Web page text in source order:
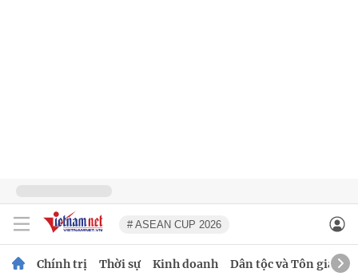
# ASEAN CUP 2026
Chính trị Thời sự Kinh doanh Dân tộc và Tôn giáo